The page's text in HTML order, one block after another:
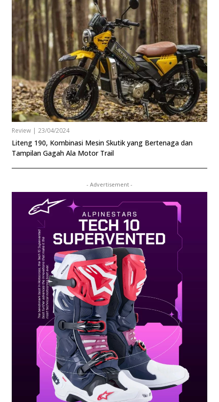
Review | 23/04/2024
Liteng 190, Kombinasi Mesin Skutik yang Bertenaga dan
Tampilan Gagah Ala Motor Trail
- Advertisement -